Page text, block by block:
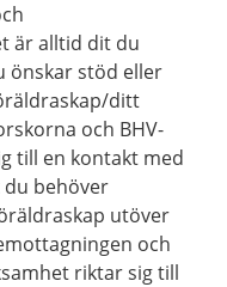
är alltid dit du
önskar stöd eller
ditt
och BHV-
till en kontakt med
behöver
utöver
och
riktar sig till